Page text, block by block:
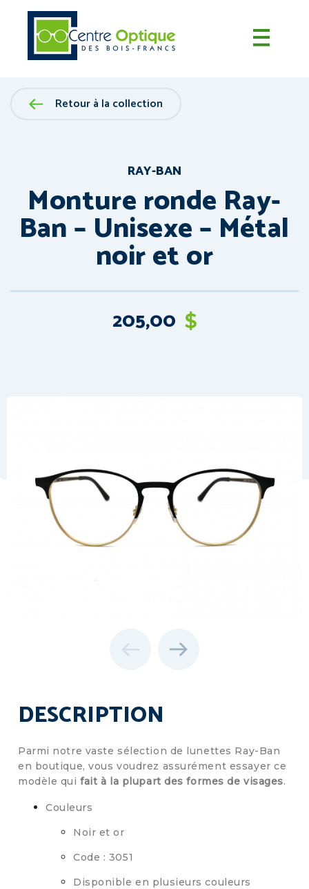
Retour à la collection
RAY-BAN
Monture ronde Ray-
Ban – Unisexe – Métal
noir et or
205,00 $
DESCRIPTION
Parmi notre vaste sélection de lunettes Ray-Ban
en boutique, vous voudrez assurément essayer ce
modèle quifait à la plupart des formes de visages.
Couleurs
Noir et or
Code : 3051
Disponible en plusieurs couleurs